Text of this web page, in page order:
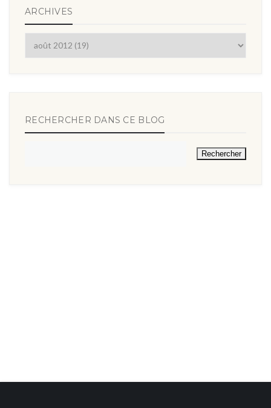
ARCHIVES
RECHERCHER DANS CE BLOG